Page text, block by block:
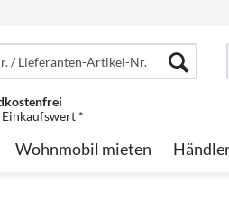
Einkaufswert *
Wohnmobil mieten